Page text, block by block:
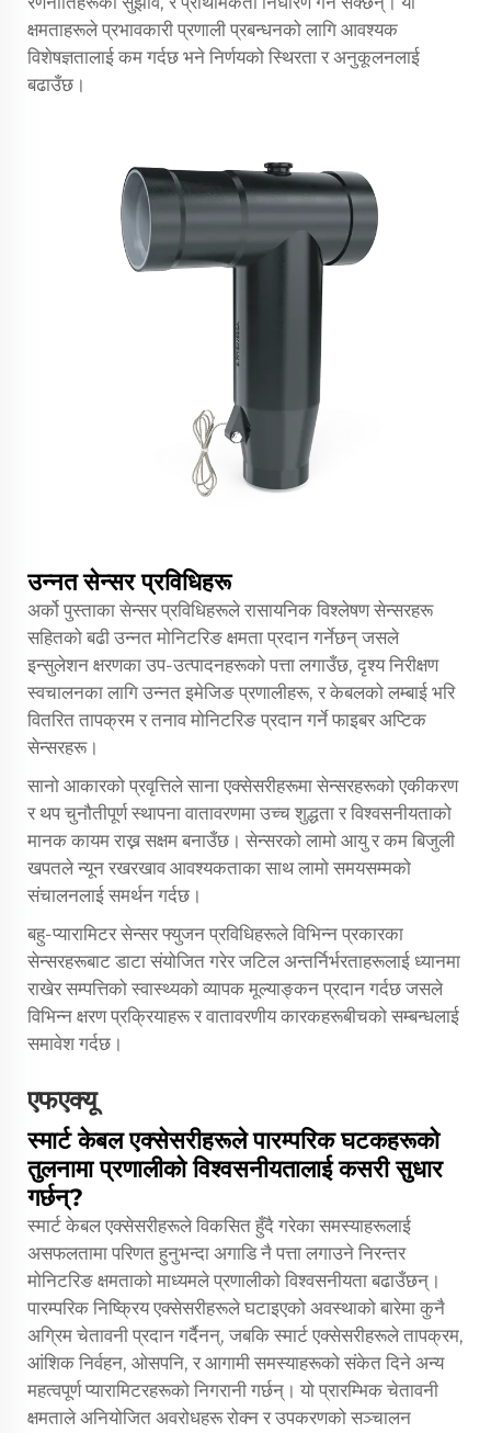
क्षमताहरूले प्रभावकारी प्रणाली प्रबन्धनको लागि आवश्यक
विशेषज्ञतालाई कम गर्दछ भने निर्णयको स्थिरता र अनुकूलनलाई
बढाउँछ।
उन्नत सेन्सर प्रविधिहरू
अर्को पुस्ताका सेन्सर प्रविधिहरूले रासायनिक विश्लेषण सेन्सरहरू
सहितको बढी उन्नत मोनिटरिङ क्षमता प्रदान गर्नेछन् जसले
इन्सुलेशन क्षरणका उप-उत्पादनहरूको पत्ता लगाउँछ, दृश्य निरीक्षण
स्वचालनका लागि उन्नत इमेजिङ प्रणालीहरू, र केबलको लम्बाई भरि
वितरित तापक्रम र तनाव मोनिटरिङ प्रदान गर्ने फाइबर अप्टिक
सेन्सरहरू।
सानो आकारको प्रवृत्तिले साना एक्सेसरीहरूमा सेन्सरहरूको एकीकरण
र थप चुनौतीपूर्ण स्थापना वातावरणमा उच्च शुद्धता र विश्वसनीयताको
मानक कायम राख्न सक्षम बनाउँछ। सेन्सरको लामो आयु र कम बिजुली
खपतले न्यून रखरखाव आवश्यकताका साथ लामो समयसम्मको
संचालनलाई समर्थन गर्दछ।
बहु-प्यारामिटर सेन्सर फ्युजन प्रविधिहरूले विभिन्न प्रकारका
सेन्सरहरूबाट डाटा संयोजित गरेर जटिल अन्तर्निर्भरताहरूलाई ध्यानमा
राखेर सम्पत्तिको स्वास्थ्यको व्यापक मूल्याङ्कन प्रदान गर्दछ जसले
विभिन्न क्षरण प्रक्रियाहरू र वातावरणीय कारकहरूबीचको सम्बन्धलाई
समावेश गर्दछ।
एफएक्यू
स्मार्ट केबल एक्सेसरीहरूले पारम्परिक घटकहरूको
तुलनामा प्रणालीको विश्वसनीयतालाई कसरी सुधार
गर्छन्?
स्मार्ट केबल एक्सेसरीहरूले विकसित हुँदै गरेका समस्याहरूलाई
असफलतामा परिणत हुनुभन्दा अगाडि नै पत्ता लगाउने निरन्तर
मोनिटरिङ क्षमताको माध्यमले प्रणालीको विश्वसनीयता बढाउँछन्।
पारम्परिक निष्क्रिय एक्सेसरीहरूले घटाइएको अवस्थाको बारेमा कुनै
अग्रिम चेतावनी प्रदान गर्दैनन्, जबकि स्मार्ट एक्सेसरीहरूले तापक्रम,
आंशिक निर्वहन, ओसपनि, र आगामी समस्याहरूको संकेत दिने अन्य
महत्वपूर्ण प्यारामिटरहरूको निगरानी गर्छन्। यो प्रारम्भिक चेतावनी
क्षमताले अनियोजित अवरोधहरू रोक्न र उपकरणको सञ्चालन